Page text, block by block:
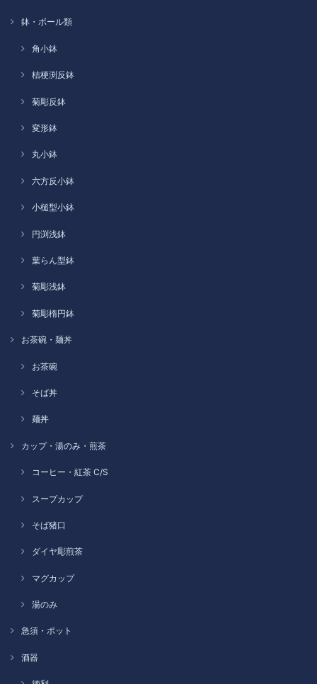
鉢・ボール類
角小鉢
桔梗渕反鉢
菊彫反鉢
変形鉢
丸小鉢
六方反小鉢
小槌型小鉢
円渕浅鉢
葉らん型鉢
菊彫浅鉢
菊彫楕円鉢
お茶碗・麺丼
お茶碗
そば丼
麺丼
カップ・湯のみ・煎茶
コーヒー・紅茶 C/S
スープカップ
そば猪口
ダイヤ彫煎茶
マグカップ
湯のみ
急須・ポット
酒器